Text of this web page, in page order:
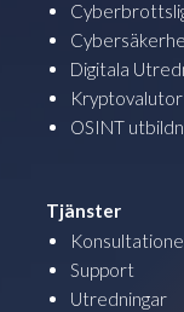
Digitala
OSINT
Tjänster
Support
Utredningar